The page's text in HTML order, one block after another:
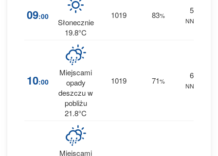
09:00
Słonecznie
19.8°C
1019 83%
5
NNE
10:00
Miejscami
opady
deszczu w
pobliżu
21.8°C
1019 71%
6
NNE
Miejscami